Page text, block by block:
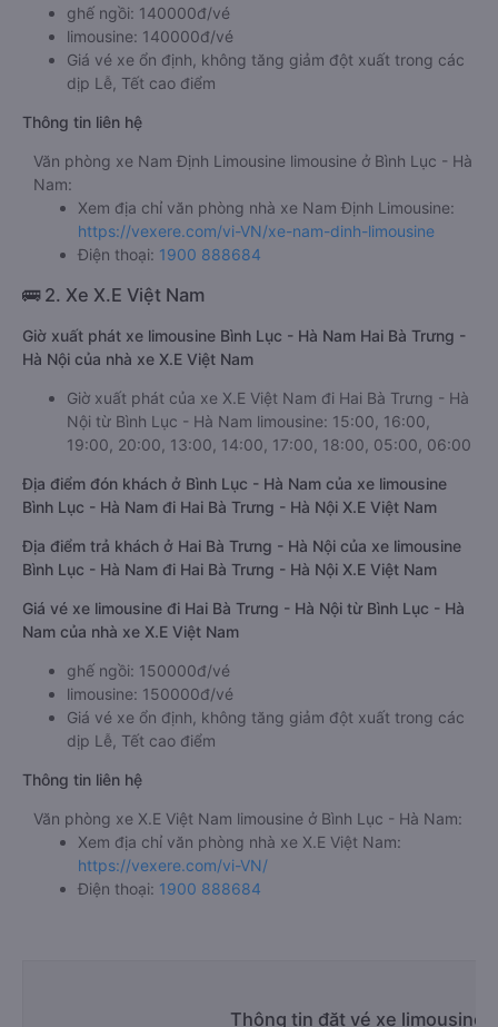
ghế ngồi: 140000đ/vé
limousine: 140000đ/vé
Giá vé xe ổn định, không tăng giảm đột xuất trong các
dịp Lễ, Tết cao điểm
Thông tin liên hệ
Văn phòng xe Nam Định Limousine limousine ở Bình Lục - Hà
Nam:
Xem địa chỉ văn phòng nhà xe Nam Định Limousine:
https://vexere.com/vi-VN/xe-nam-dinh-limousine
Điện thoại: 1900 888684
🚌 2. Xe X.E Việt Nam
Giờ xuất phát xe limousine Bình Lục - Hà Nam Hai Bà Trưng -
Hà Nội của nhà xe X.E Việt Nam
Giờ xuất phát của xe X.E Việt Nam đi Hai Bà Trưng - Hà
Nội từ Bình Lục - Hà Nam limousine: 15:00, 16:00,
19:00, 20:00, 13:00, 14:00, 17:00, 18:00, 05:00, 06:00
Địa điểm đón khách ở Bình Lục - Hà Nam của xe limousine
Bình Lục - Hà Nam đi Hai Bà Trưng - Hà Nội X.E Việt Nam
Địa điểm trả khách ở Hai Bà Trưng - Hà Nội của xe limousine
Bình Lục - Hà Nam đi Hai Bà Trưng - Hà Nội X.E Việt Nam
Giá vé xe limousine đi Hai Bà Trưng - Hà Nội từ Bình Lục - Hà
Nam của nhà xe X.E Việt Nam
ghế ngồi: 150000đ/vé
limousine: 150000đ/vé
Giá vé xe ổn định, không tăng giảm đột xuất trong các
dịp Lễ, Tết cao điểm
Thông tin liên hệ
Văn phòng xe X.E Việt Nam limousine ở Bình Lục - Hà Nam:
Xem địa chỉ văn phòng nhà xe X.E Việt Nam:
https://vexere.com/vi-VN/
Điện thoại: 1900 888684
Thông tin đặt vé xe limousine